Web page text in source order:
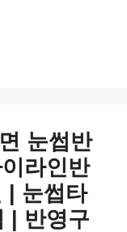
눈썹반
라인반
| 눈썹타
| 반영구